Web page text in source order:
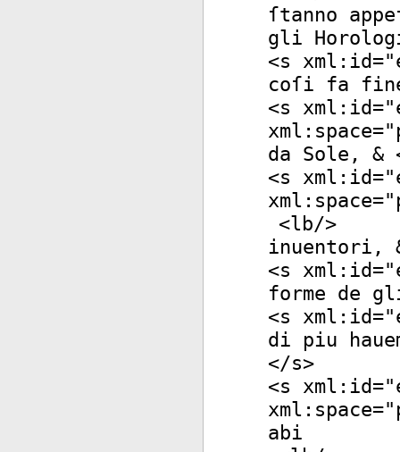
ſtanno
gli
<s xml:id="
coſi fa
<s xml:id="
xml:space="
da Sole, &
<s xml:id="
xml:space="
<lb/>
inuentori,
<s xml:id="
forme de
<s xml:id="
di piu
</s>
<s xml:id="
xml:space="
abi